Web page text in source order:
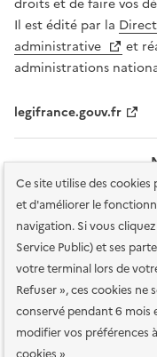
Ce site utilise des
et d'améliorer le
navigation. Si vous
Service Public) et ses
votre terminal lors de
Refuser », ces cookies ne
conservé pendant 6 mois
modifier vos préférences
droits et de faire vos
Il est édité par la
administrative
et
administrations
legifrance.gouv.fr
Plan du site Accessibilité :
services en ligne Mentions
Conditions générales